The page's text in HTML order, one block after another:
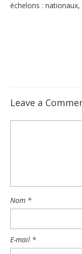
échelons :
Leave a
Nom *
E-mail *